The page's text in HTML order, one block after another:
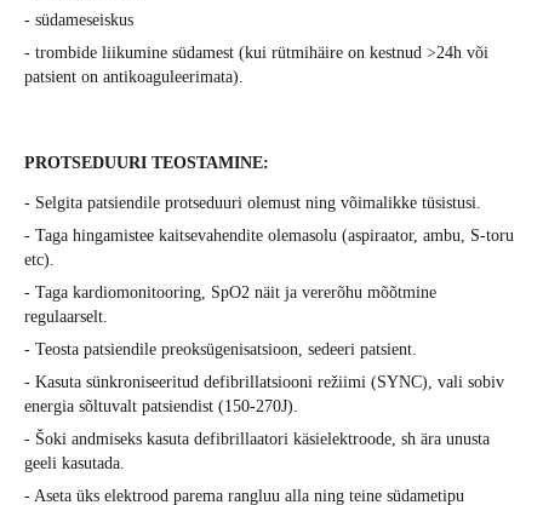
- südameseiskus
- trombide liikumine südamest (kui rütmihäire on kestnud >24h või
patsient on antikoaguleerimata).
PROTSEDUURI TEOSTAMINE:
- Selgita patsiendile protseduuri olemust ning võimalikke tüsistusi.
- Taga hingamistee kaitsevahendite olemasolu (aspiraator, ambu, S-toru
etc).
- Taga kardiomonitooring, SpO2 näit ja vererõhu mõõtmine
regulaarselt.
- Teosta patsiendile preoksügenisatsioon, sedeeri patsient.
- Kasuta sünkroniseeritud defibrillatsiooni režiimi (SYNC), vali sobiv
energia sõltuvalt patsiendist (150-270J).
- Šoki andmiseks kasuta defibrillaatori käsielektroode, sh ära unusta
geeli kasutada.
- Aseta üks elektrood parema rangluu alla ning teine südametipu